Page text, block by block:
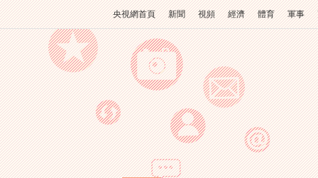
央視網首頁 新聞 視頻 經濟 體育 軍事